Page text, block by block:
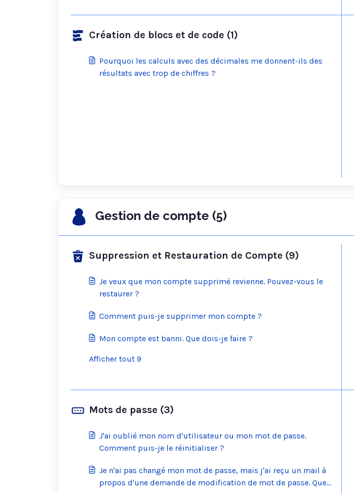
Création de blocs et de code (1)
Pourquoi les calculs avec des décimales me donnent-ils des
résultats avec trop de chiffres ?
Gestion de compte (5)
Suppression et Restauration de Compte (9)
Je veux que mon compte supprimé revienne. Pouvez-vous le
restaurer ?
Comment puis-je supprimer mon compte ?
Mon compte est banni. Que dois-je faire ?
Afficher tout 9
Mots de passe (3)
J'ai oublié mon nom d'utilisateur ou mon mot de passe.
Comment puis-je le réinitialiser ?
Je n'ai pas changé mon mot de passe, mais j'ai reçu un mail à
propos d'une demande de modification de mot de passe. Que